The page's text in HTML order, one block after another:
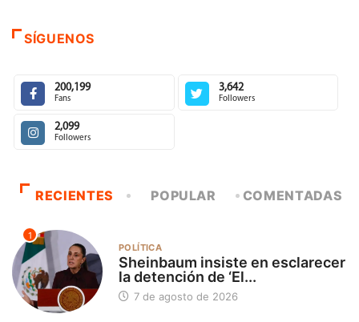
SÍGUENOS
200,199
Fans
3,642
Followers
2,099
Followers
RECIENTES POPULAR COMENTADAS
1
POLÍTICA
Sheinbaum insiste en esclarecer
la detención de ‘El...
7 de agosto de 2026